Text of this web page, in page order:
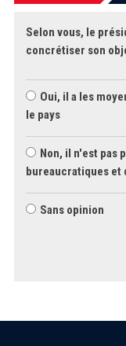
Selon vous, le
concrétiser son
Oui, il a les
le pays
Non, il n'est pas
bureaucratiques et
Sans opinion